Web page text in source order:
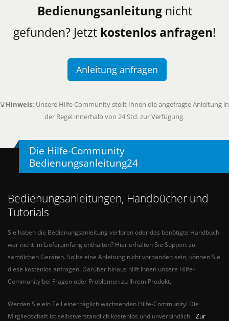
Bedienungsanleitungnicht
gefunden? Jetzt kostenlos anfragen!
Anleitung anfragen
Hinweis: Unsere Hilfe Community stellt Ihnen die angefragte Anleitung in
der Regel innerhalb von 24 Std. zur Verfügung.
Die Hilfe-Community
Bedienungsanleitung24
Bedienungsanleitungen, Handbücher und
Tutorials
Sie haben die Bedienungsanleitung verloren oder das benötigte Handbuch
war nicht im Lieferumfang enthalten? Hier erhalten Sie Support zu
sämtlichen Geräten. Sollte eine Anleitung nicht vorhanden sein, können Sie
diese kostenlos anfragen. Darüber hinaus hilft Ihnen unsere Hilfe-
Community bei Fragen oder Problemen zu Ihrem Produkt.
Werden Sie ein Teil einer täglich wachsenden Hilfe-Community! Die
Mitgliedschaft ist selbstverständlich kostenlos und unverbindlich. Zur